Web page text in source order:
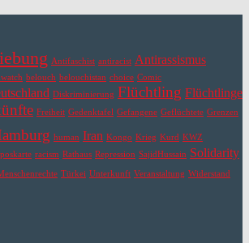
Antifaschist antiracist Antirassismus
belouch belouchistan choice Comic
Diskriminierung Flüchtling Flüchtlinge
Freiheit Gedenktafel Gefangene Geflüchtete Grenzen
human Iran Kongo Krieg Kurd KWZ
poskarte racism Rathaus Repression SajidHussain Solidarity
Türkei Unterkunft Veranstaltung Widerstand